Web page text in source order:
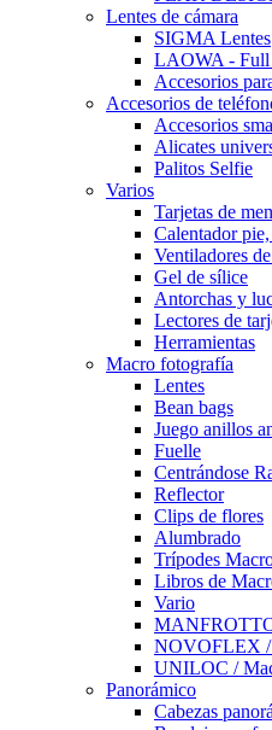
Lentes de cámara
SIGMA Lentes
LAOWA - Full
Accesorios
Accesorios de
Accesorios
Alicates
Palitos Selfie
Varios
Tarjetas de
Calentador
Ventiladores
Gel de sílice
Antorchas y
Lectores de
Herramientas
Macro fotografía
Lentes
Bean bags
Juego anillos
Fuelle
Centrándose
Reflector
Clips de flores
Alumbrado
Trípodes
Libros de
Vario
NOVOFLEX /
UNILOC /
Panorámico
Cabezas